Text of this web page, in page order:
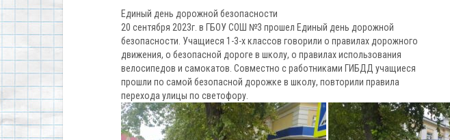
Единый день дорожной безопасности
20 сентября 2023г. в ГБОУ СОШ №3 прошел Единый день дорожной
безопасности. Учащиеся 1-3-х классов говорили о правилах дорожного
движения, о безопасной дороге в школу, о правилах использования
велосипедов и самокатов. Совместно с работниками ГИБДД учащиеся
прошли по самой безопасной дорожке в школу, повторили правила
перехода улицы по светофору.